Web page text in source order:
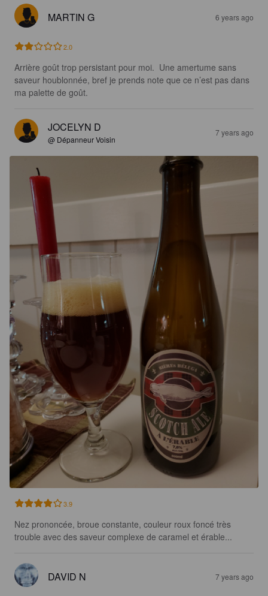
MARTIN G 6 years ago
2.0
Arrière goût trop persistant pour moi.  Une amertume sans
saveur houblonnée, bref je prends note que ce n’est pas dans
ma palette de goût.
JOCELYN D
@ Dépanneur Voisin
7 years ago
3.9
Nez prononcée, broue constante, couleur roux foncé très
trouble avec des saveur complexe de caramel et érable...
DAVID N 7 years ago